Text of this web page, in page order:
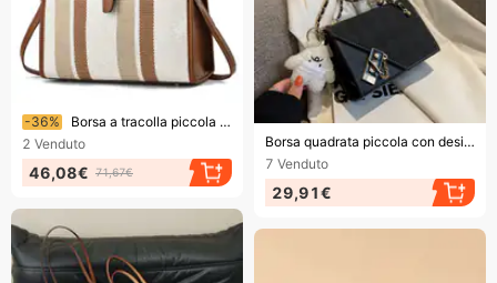
Finendo presto!
-36%
Borsa a tracolla piccola con design versatile, nuova moda 2023, grande capacità, portatile per il tempo libero, da donna
2 Venduto
46,08€ 71,67€
Finendo presto!
Borsa quadrata piccola con design di nicchia personalizzata 2023 Borsa a tracolla da donna opaca nuova moda Borsa a tracolla da donna
7 Venduto
29,91€